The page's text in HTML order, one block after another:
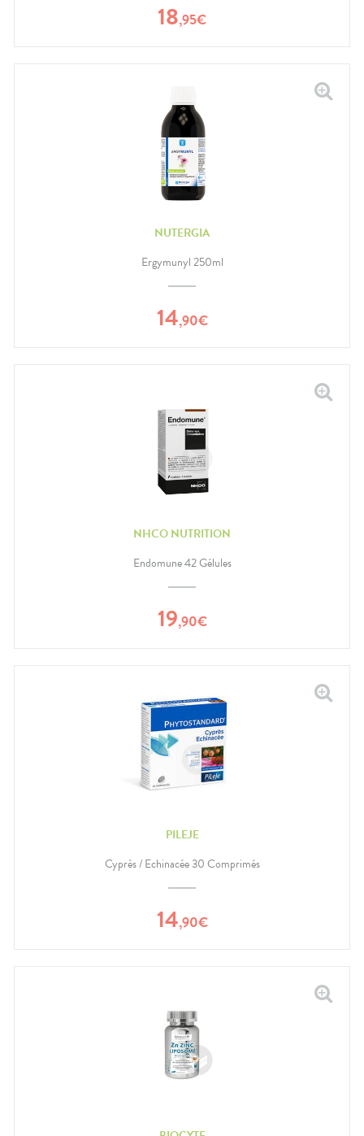
18,95€
NUTERGIA
Ergymunyl 250ml
14,90€
NHCO NUTRITION
Endomune 42 Gélules
19,90€
PILEJE
Cyprès / Echinacée 30 Comprimés
14,90€